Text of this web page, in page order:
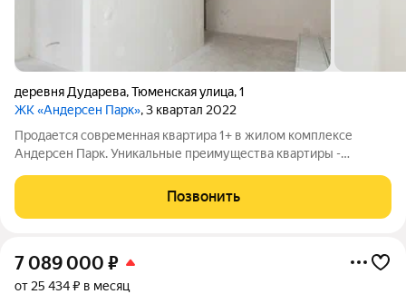
деревня Дударева,Тюменская улица,1
ЖК «Андерсен Парк», 3 квартал 2022
Продается современная квартира 1+ в жилом комплексе
Андерсен Парк. Уникальные преимущества квартиры -
Планировка и пространство: - Кухня-гостиная 23 кв.м с прямым
выходом на террасу -
Позвонить
7 089 000 ₽
от 25 434 ₽ в месяц